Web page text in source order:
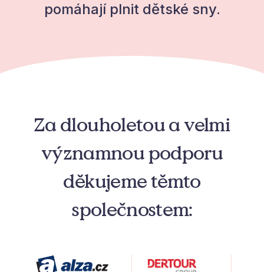
pomáhají plnit dětské sny.
Za dlouholetou a velmi
významnou podporu
děkujeme těmto
společnostem: